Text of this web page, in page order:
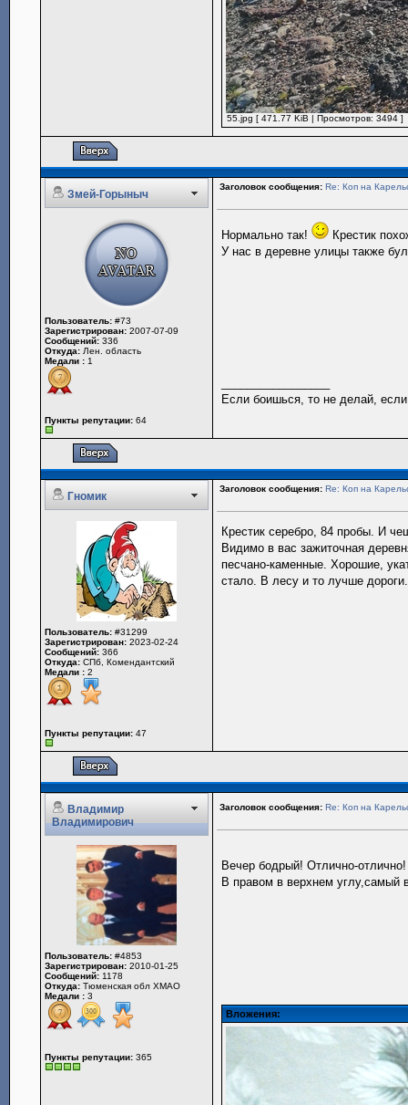
55.jpg [ 471.77 KiB | Просмотров: 3494 ]
Змей-Горыныч
Заголовок сообщения: Re: Коп на
Пользователь: #73
Зарегистрирован: 2007-07-09
Сообщений: 336
Откуда: Лен. область
Медали : 1
Пункты репутации: 64
Нормально так!
Крестик
У нас в деревне улицы также
Если боишься, то не делай,
Гномик
Заголовок сообщения: Re: Коп на
Пользователь: #31299
Зарегистрирован: 2023-02-24
Сообщений: 366
Откуда: СПб, Комендантский
Медали : 2
Пункты репутации: 47
Крестик серебро, 84 пробы. И
Видимо в вас зажиточная
песчано-каменные. Хорошие,
стало. В лесу и то лучше
Владимир
Владимирович
Заголовок сообщения: Re: Коп на
Пользователь: #4853
Зарегистрирован: 2010-01-25
Сообщений: 1178
Откуда: Тюменская обл ХМАО
Медали : 3
Пункты репутации: 365
Вечер бодрый! Отлично-
В правом в верхнем
Вложения: